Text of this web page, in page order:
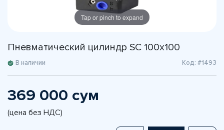
Tap or pinch to expand
Пневматический цилиндр SC 100x100
В наличии Код: #1493
369 000 сум
(цена без НДС)